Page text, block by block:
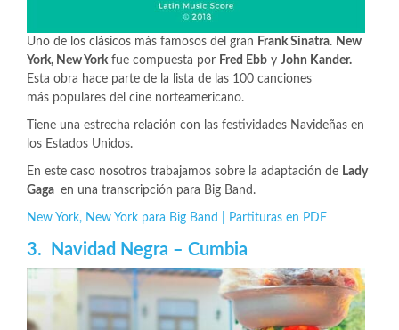
Uno de los clásicos más famosos del gran Frank Sinatra. New
York, New York fue compuesta por Fred Ebb y John Kander.
Esta obra hace parte de la lista de las 100 canciones
más populares del cine norteamericano.
Tiene una estrecha relación con las festividades Navideñas en
los Estados Unidos.
En este caso nosotros trabajamos sobre la adaptación de Lady
Gaga en una transcripción para Big Band.
New York, New York para Big Band | Partituras en PDF
3. Navidad Negra – Cumbia